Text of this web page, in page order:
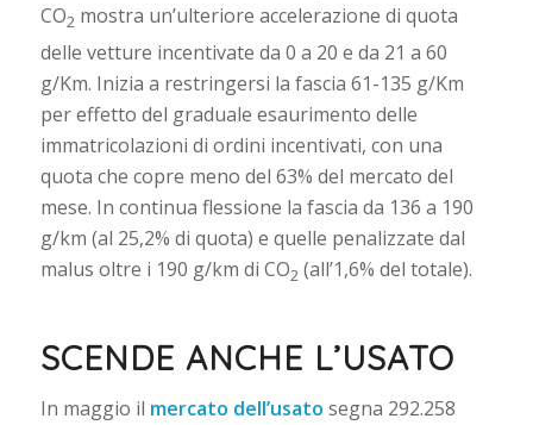
CO2 mostra un’ulteriore accelerazione di quota
delle vetture incentivate da 0 a 20 e da 21 a 60
g/Km. Inizia a restringersi la fascia 61-135 g/Km
per effetto del graduale esaurimento delle
immatricolazioni di ordini incentivati, con una
quota che copre meno del 63% del mercato del
mese. In continua flessione la fascia da 136 a 190
g/km (al 25,2% di quota) e quelle penalizzate dal
malus oltre i 190 g/km di CO2 (all’1,6% del totale).
SCENDE ANCHE L’USATO
In maggio il mercato dell’usato segna 292.258